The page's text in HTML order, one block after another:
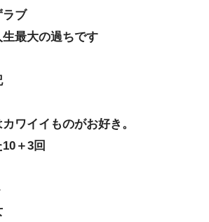
ラブ
生最大の過ちです
ワイイものがお好き。
＋3回